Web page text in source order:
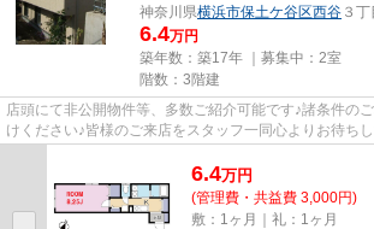
神奈川県横浜市保土ケ谷区西谷 ３丁
6.4万円
築年数：築17年 ｜募集中： 2室
階数：3階建
店頭にて非公開物件等、多数ご紹介可能です♪諸条件の
けください♪皆様のご来店をスタッフ一同心よりお待ち
6.4万円
(管理費・共益費 3,000円)
敷：1ヶ月｜礼：1ヶ月